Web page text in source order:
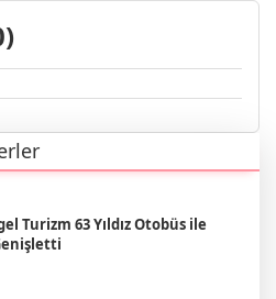
)
Turizm 63 Yıldız Otobüs ile